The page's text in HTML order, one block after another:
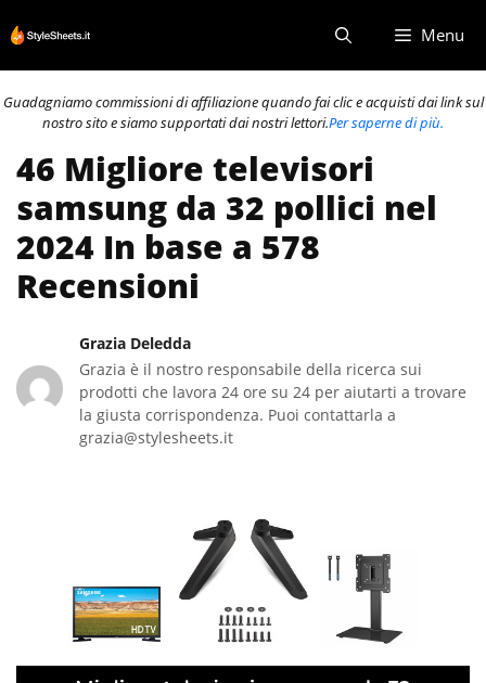
al
contenuto
Menu
Guadagniamo commissioni di affiliazione quando fai clic e acquisti dai link sul
nostro sito e siamo supportati dai nostri lettori.Per saperne di più.
46 Migliore televisori
samsung da 32 pollici nel
2024 In base a 578
Recensioni
Grazia Deledda
Grazia è il nostro responsabile della ricerca sui
prodotti che lavora 24 ore su 24 per aiutarti a trovare
la giusta corrispondenza. Puoi contattarla a
grazia@stylesheets.it